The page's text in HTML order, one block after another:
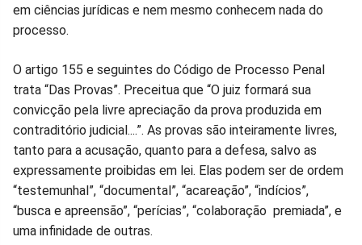
em ciências jurídicas e nem mesmo conhecem nada do
processo.
O artigo 155 e seguintes do Código de Processo Penal
trata “Das Provas”. Preceitua que “O juiz formará sua
convicção pela livre apreciação da prova produzida em
contraditório judicial....”. As provas são inteiramente livres,
tanto para a acusação, quanto para a defesa, salvo as
expressamente proibidas em lei. Elas podem ser de ordem
“testemunhal”, “documental”, “acareação”, “indícios”,
“busca e apreensão”, “perícias”, “colaboração premiada”, e
uma infinidade de outras.